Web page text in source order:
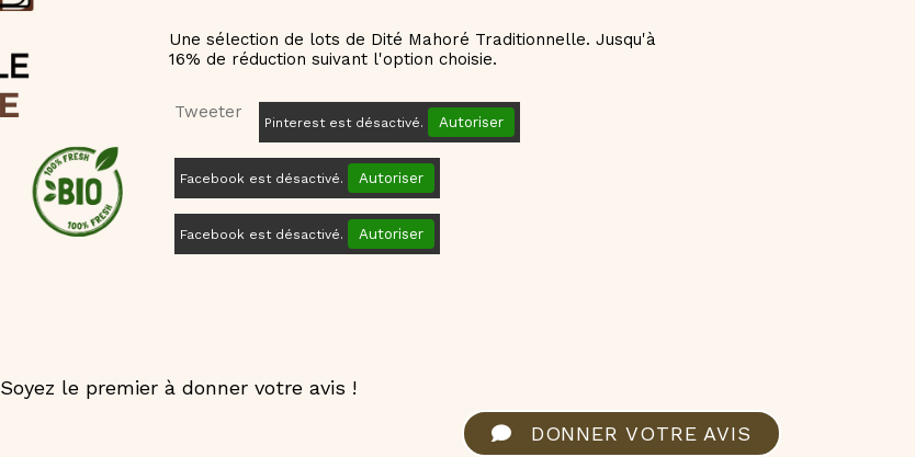
Une sélection de lots de Dité Mahoré Traditionnelle. Jusqu'à
16% de réduction suivant l'option choisie.
Tweeter
Pinterest est désactivé. Autoriser
Facebook est désactivé. Autoriser
Facebook est désactivé. Autoriser
Soyez le premier à donner votre avis !
DONNER VOTRE AVIS